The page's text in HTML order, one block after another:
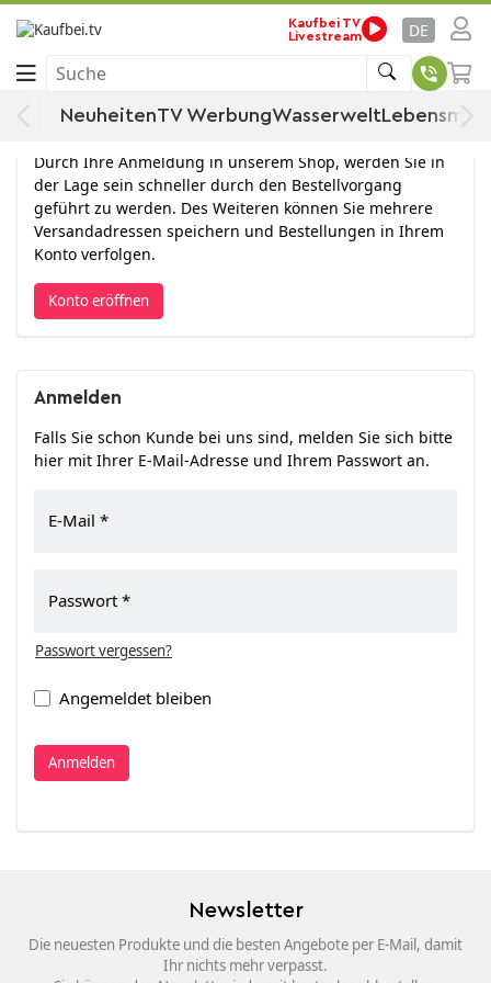
Kaufbei TV
Livestream
DE
Suche
NeuheitenTV WerbungWasserwelt
Anmelden
Konto eröffnen
Durch Ihre Anmeldung in unserem Shop, werden Sie in
der Lage sein schneller durch den Bestellvorgang
geführt zu werden. Des Weiteren können Sie mehrere
Versandadressen speichern und Bestellungen in Ihrem
Konto verfolgen.
Konto eröffnen
Anmelden
Falls Sie schon Kunde bei uns sind, melden Sie sich bitte
hier mit Ihrer E-Mail-Adresse und Ihrem Passwort an.
E-Mail
Passwort
Passwort vergessen?
Angemeldet bleiben
Anmelden
Newsletter
Die neuesten Produkte und die besten Angebote per E-Mail, damit
Ihr nichts mehr verpasst.